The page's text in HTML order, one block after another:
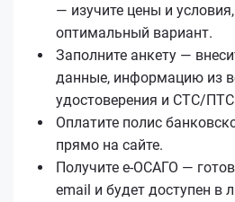
— изучите цены и
оптимальный вариант.
Заполните анкету —
данные, информацию из
удостоверения и СТС/
Оплатите полис
прямо на сайте.
Получите е‑ОСАГО —
email и будет доступен в